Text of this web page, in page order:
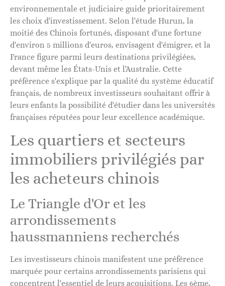
environnementale et judiciaire guide prioritairement
les choix d'investissement. Selon l'étude Hurun, la
moitié des Chinois fortunés, disposant d'une fortune
d'environ 5 millions d'euros, envisagent d'émigrer, et la
France figure parmi leurs destinations privilégiées,
devant même les États-Unis et l'Australie. Cette
préférence s'explique par la qualité du système éducatif
français, de nombreux investisseurs souhaitant offrir à
leurs enfants la possibilité d'étudier dans les universités
françaises réputées pour leur excellence académique.
Les quartiers et secteurs
immobiliers privilégiés par
les acheteurs chinois
Le Triangle d'Or et les
arrondissements
haussmanniens recherchés
Les investisseurs chinois manifestent une préférence
marquée pour certains arrondissements parisiens qui
concentrent l'essentiel de leurs acquisitions. Les 6ème,